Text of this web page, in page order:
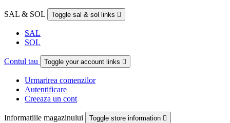
SAL & SOL Toggle sal & sol links 
SAL
SOL
Contul tau Toggle your account links 
Urmarirea comenzilor
Autentificare
Creeaza un cont
Informatiile magazinului Toggle store information 